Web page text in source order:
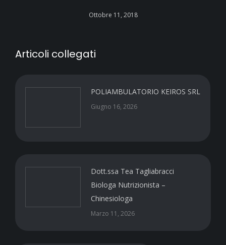
Ottobre 11, 2018
Articoli collegati
POLIAMBULATORIO KEIROS SRL
Giugno 16, 2026
Dott.ssa Tea Tagliabracci
Biologa Nutrizionista –
Chinesiologa
Marzo 11, 2026